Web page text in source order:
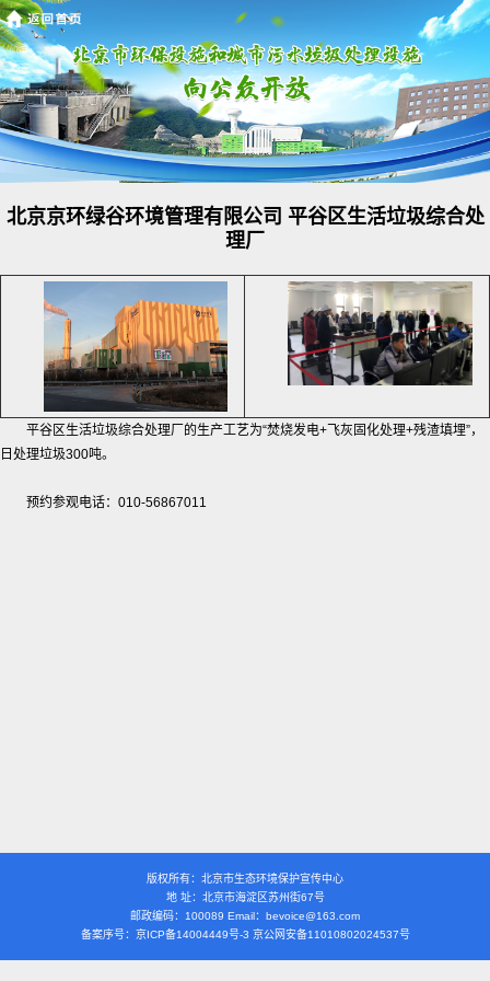
北京京环绿谷环境管理有限公司 平谷区生活垃圾综合处
理厂
平谷区生活垃圾综合处理厂的生产工艺为“焚烧发电+飞灰固化处理+残渣填埋”，
日处理垃圾300吨。
预约参观电话：010-56867011
版权所有：北京市生态环境保护宣传中心
地 址：北京市海淀区苏州街67号
邮政编码：100089 Email：bevoice@163.com
备案序号：京ICP备14004449号-3 京公网安备11010802024537号